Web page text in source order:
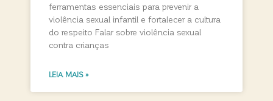
ferramentas essenciais para prevenir a
violência sexual infantil e fortalecer a cultura
do respeito Falar sobre violência sexual
contra crianças
LEIA MAIS »